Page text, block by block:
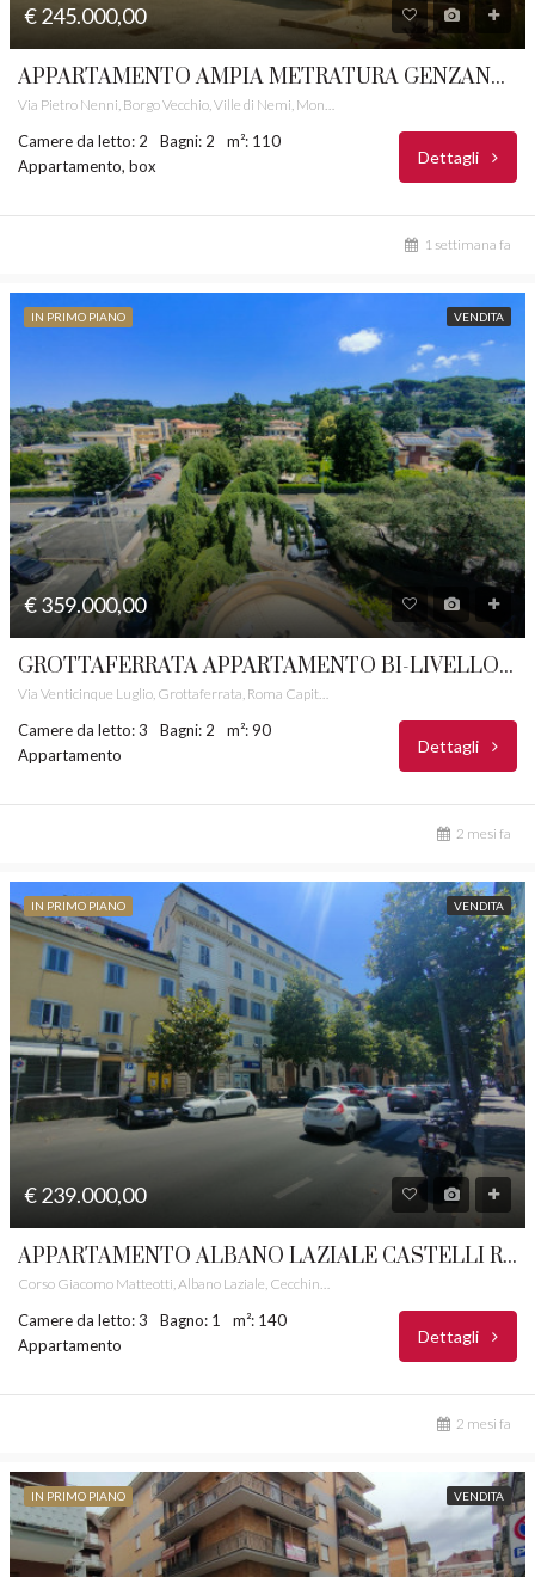
€ 245.000,00
APPARTAMENTO AMPIA METRATURA GENZANO DI ROMA CASTELLI ROMANI RIF. 27
Camere da letto: 2 Bagni: 2
m²: 110
Appartamento, box
Dettagli
1 settimana fa
IN PRIMO PIANO VENDITA
€ 359.000,00
GROTTAFERRATA APPARTAMENTO BI-LIVELLO CON POSTO AUTO CASTELLI ROMANI RIF. 32
Via Venticinque Luglio, Grottaferrata, Roma Capitale, Lazio, 00046, Italia
Camere da letto: 3 Bagni: 2
m²: 90
Appartamento
Dettagli
2 mesi fa
IN PRIMO PIANO VENDITA
€ 239.000,00
APPARTAMENTO ALBANO LAZIALE CASTELLI ROMANI RIF. 12
Camere da letto: 3 Bagno: 1
m²: 140
Appartamento
Dettagli
2 mesi fa
IN PRIMO PIANO VENDITA